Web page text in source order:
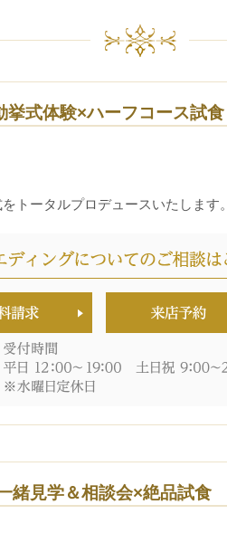
挙式体験×ハーフコース試食
トータルプロデュースいたします。
緒見学＆相談会×絶品試食